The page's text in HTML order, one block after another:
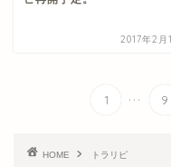
2017年2月
1 ... 9
HOME トラリピ